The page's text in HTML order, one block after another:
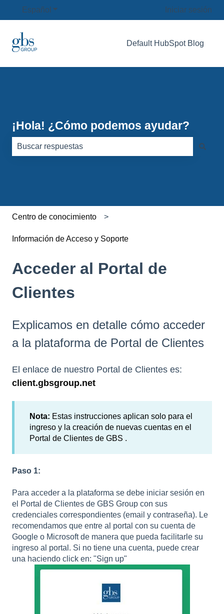
Español Traducciones de Mostrar submenú deIniciar sesión
Default HubSpot Blog
¡Hola! ¿Cómo podemos ayudar?
Centro de conocimiento
Información de Acceso y Soporte
Acceder al Portal de
Clientes
Explicamos en detalle cómo acceder
a la plataforma de Portal de Clientes
El enlace de nuestro Portal de Clientes es:
client.gbsgroup.net
Nota: Estas instrucciones aplican solo para el
ingreso y la creación de nuevas cuentas en el
Portal de Clientes de GBS .
Paso 1:
Para acceder a la plataforma se debe iniciar sesión en
el Portal de Clientes de GBS Group con sus
credenciales correspondientes (email y contraseña). Le
recomendamos que entre al portal con su cuenta de
Google o Microsoft de manera que pueda facilitarle su
ingreso al portal. Si no tiene una cuenta, puede crear
una haciendo click en: "Sign up"